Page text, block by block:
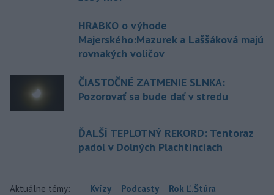
HRABKO o výhode
Majerského:Mazurek a Laššáková majú
rovnakých voličov
ČIASTOČNÉ ZATMENIE SLNKA:
Pozorovať sa bude dať v stredu
ĎALŠÍ TEPLOTNÝ REKORD: Tentoraz
padol v Dolných Plachtinciach
Aktuálne témy: Kvízy Podcasty Rok Ľ.Štúra